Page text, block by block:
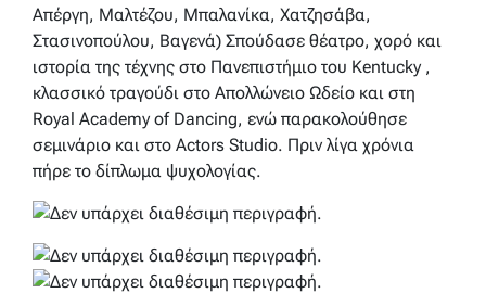
Απέργη, Μαλτέζου, Μπαλανίκα, Χατζησάβα,
Στασινοπούλου, Βαγενά) Σπούδασε θέατρο, χορό και
ιστορία της τέχνης στο Πανεπιστήμιο του Κentucky ,
κλασσικό τραγούδι στο Απολλώνειο Ωδείο και στη
Royal Academy of Dancing, ενώ παρακολούθησε
σεμινάριο και στο Actors Studio. Πριν λίγα χρόνια
πήρε το δίπλωμα ψυχολογίας.